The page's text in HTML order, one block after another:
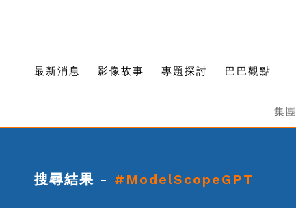
最新消息 影像故事 專題探討 巴巴觀點
集
搜尋結果 - #ModelScopeGPT